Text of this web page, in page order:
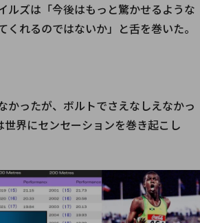
ルズは「今後はもっと驚かせるような
くれるのではないか」と舌を巻いた。
かったが、ボルトでさえなしえなかっ
世界にセンセーションを巻き起こし